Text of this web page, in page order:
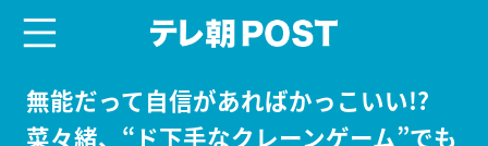
無能だって自信があればかっこいい!?
菜々緒、“ド下手なクレーンゲーム”でも